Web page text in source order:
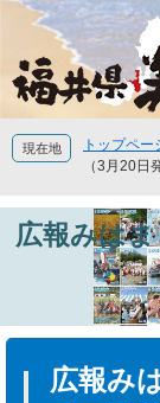
の
頭
で
。
ー
飛
ば
て
現在地 トップペー
（3月20日
広報みはま
広報み